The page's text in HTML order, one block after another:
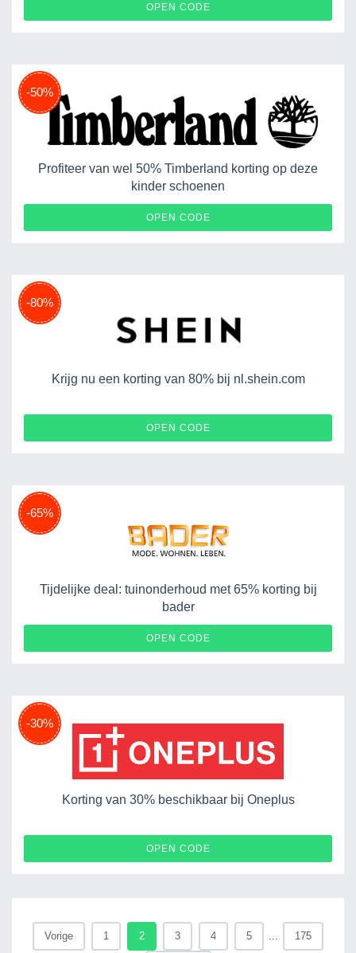
OPEN CODE
-50%
Profiteer van wel 50% Timberland korting op deze
kinder schoenen
OPEN CODE
-80%
Krijg nu een korting van 80% bij nl.shein.com
OPEN CODE
-65%
Tijdelijke deal: tuinonderhoud met 65% korting bij
bader
OPEN CODE
-30%
Korting van 30% beschikbaar bij Oneplus
OPEN CODE
Vorige 1 2 3 4 5 175